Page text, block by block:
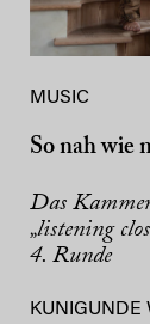
MUSIC
So nah wie
Das
„listening
4. Runde
KUNIGUNDE